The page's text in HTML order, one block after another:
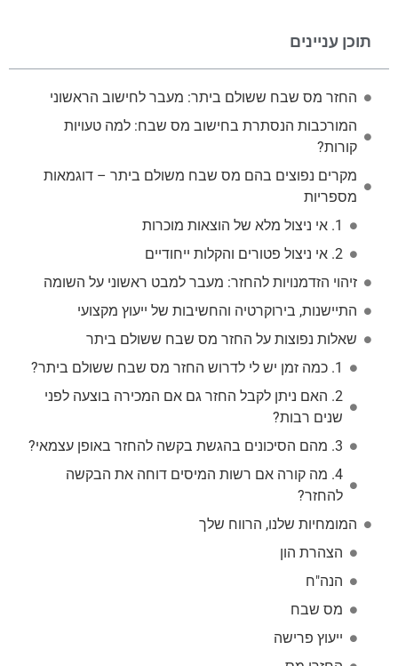
תוכן עניינים
החזר מס שבח ששולם ביתר: מעבר לחישוב הראשוני
המורכבות הנסתרת בחישוב מס שבח: למה טעויות
קורות?
מקרים נפוצים בהם מס שבח משולם ביתר – דוגמאות
מספריות
1. אי ניצול מלא של הוצאות מוכרות
2. אי ניצול פטורים והקלות ייחודיים
זיהוי הזדמנויות להחזר: מעבר למבט ראשוני על השומה
התיישנות, בירוקרטיה והחשיבות של ייעוץ מקצועי
שאלות נפוצות על החזר מס שבח ששולם ביתר
1. כמה זמן יש לי לדרוש החזר מס שבח ששולם ביתר?
2. האם ניתן לקבל החזר גם אם המכירה בוצעה לפני
שנים רבות?
3. מהם הסיכונים בהגשת בקשה להחזר באופן עצמאי?
4. מה קורה אם רשות המיסים דוחה את הבקשה
להחזר?
המומחיות שלנו, הרווח שלך
הצהרת הון
הנה"ח
מס שבח
ייעוץ פרישה